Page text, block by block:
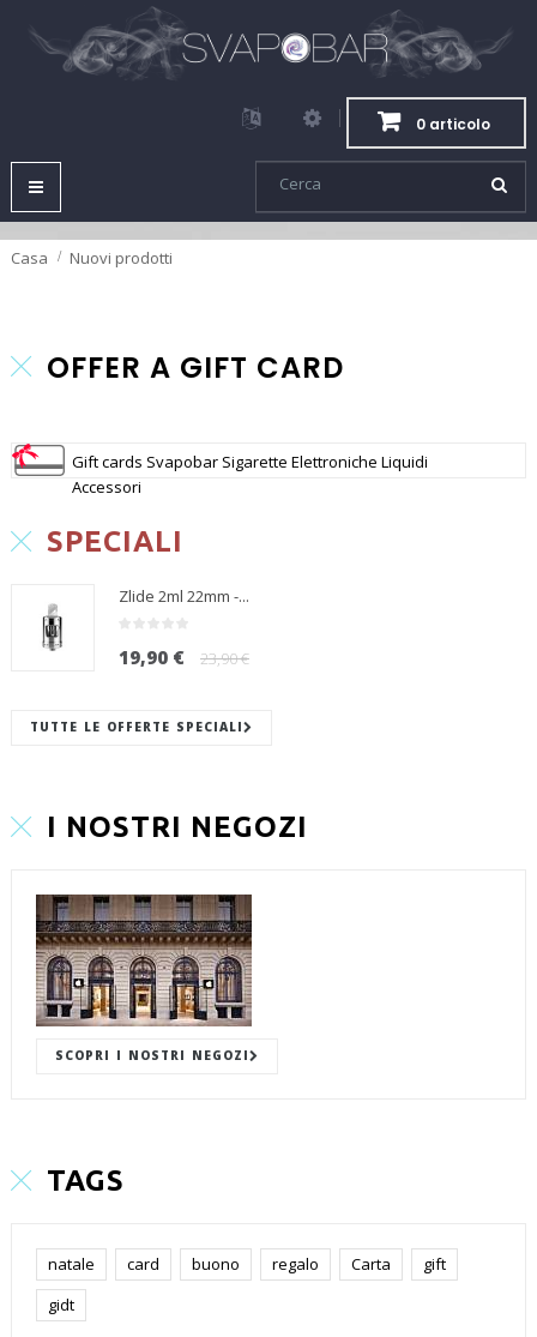
0 articolo
Navigazione
Toggle
Casa Nuovi prodotti
OFFER A GIFT CARD
Gift cards Svapobar Sigarette Elettroniche Liquidi
Accessori
SPECIALI
Zlide 2ml 22mm -...
19,90 € 23,90 €
TUTTE LE OFFERTE SPECIALI
I NOSTRI NEGOZI
SCOPRI I NOSTRI NEGOZI
TAGS
natale card buono regalo Carta
gift
gidt